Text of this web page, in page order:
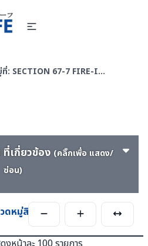
: SECTION 67-7 FIRE-INSPECTION-SERVICE-บริการตรวจสอบระบบโรงงาน
ที่เกี่ยวข้อง (คลิ๊กเพื่อ แสดง/
ซ่อน)
ดหมู่สินค้า